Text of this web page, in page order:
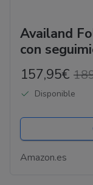
Availand
con
157,95€
Disponible
Amazon.es